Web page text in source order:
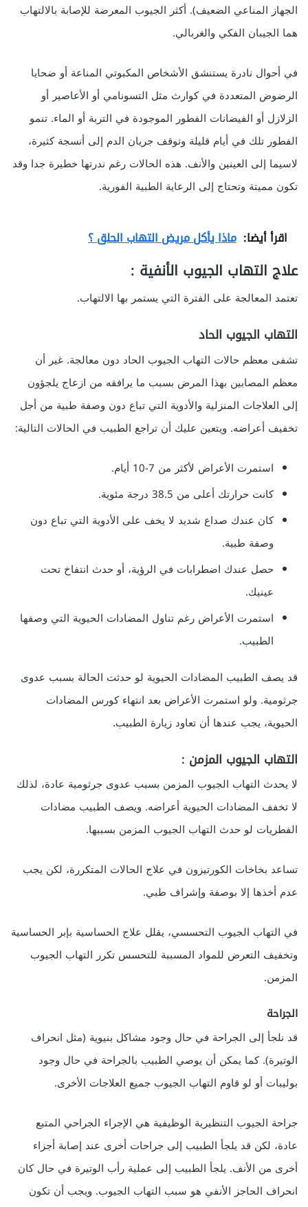
الجهاز المناعي الضعيف). أكثر الجيوب المعرضة للإصابة بالالتهاب
هما الجيبان الفكي والغربالي.
في أحوال نادرة يستنشق الأشخاص المكبوتي المناعة أو ضحايا
الرضوض المتعددة في كوارث مثل التسونامي أو الأعاصير أو
الزلازل أو الفيضانات الفطور الموجودة في التربة أو الماء. تنمو
الفطور تلك في أيام قليلة وتوقف جريان الدم إلى أنسجة كثيرة،
لاسيما إلى العينين والأنف. هذه الحالات رغم ندرتها خطيرة جدا وقد
تكون مميتة وتحتاج إلى الرعاية الطبية الفورية.
اقرأ أيضا: ماذا يأكل مريض التهاب الحلق ؟
علاج التهاب الجيوب الأنفية :
تعتمد المعالجة على الفترة التي يستمر بها الالتهاب.
التهاب الجيوب الحاد
تشفى معظم حالات التهاب الجيوب الحاد دون معالجة. غير أن
معظم المصابين بهذا المرض بسبب ما يرافقه من ازعاج يلجؤون
إلى العلاجات المنزلية والأدوية التي تباع دون وصفة طبية من أجل
تخفيف أعراضه. ويتعين عليك أن تراجع الطبيب في الحالات التالية:
استمرت الأعراض لأكثر من 7-10 أيام.
كانت حرارتك أعلى من 38.5 درجة مئوية.
كان عندك صداع شديد لا يخف على الأدوية التي تباع دون
وصفة طبية.
حصل عندك اضطرابات في الرؤية، أو حدث انتفاخ تحت
عينيك.
استمرت الأعراض رغم تناول المضادات الحيوية التي وصفها
الطبيب.
قد يصف الطبيب المضادات الحيوية لو حدثت الحالة بسبب عدوى
جرثومية. ولو استمرت الأعراض بعد انتهاء كورس المضادات
الحيوية، يجب عندها أن تعاود زيارة الطبيب.
التهاب الجيوب المزمن :
لا يحدث التهاب الجيوب المزمن بسبب عدوى جرثومية عادة، لذلك
لا تخفف المضادات الحيوية أعراضه. ويصف الطبيب مضادات
الفطريات لو حدث التهاب الجيوب المزمن بسببها.
تساعد بخاخات الكورتيزون في علاج الحالات المتكررة، لكن يجب
عدم أخذها إلا بوصفة وإشراف طبي.
في التهاب الجيوب التحسسي، يقلل علاج الحساسية بإبر الحساسية
وتخفيف التعرض للمواد المسببة للتحسس تكرر التهاب الجيوب
المزمن.
الجراحة
قد نلجأ إلى الجراحة في حال وجود مشاكل بنيوية (مثل انحراف
الوتيرة). كما يمكن أن يوصي الطبيب بالجراحة في حال وجود
بوليبات أو لو قاوم التهاب الجيوب جميع العلاجات الأخرى.
جراحة الجيوب التنظيرية الوظيفية هي الإجراء الجراحي المتبع
عادة، لكن قد يلجأ الطبيب إلى جراحات أخرى عند إصابة أجزاء
أخرى من الأنف. يلجأ الطبيب إلى عملية رأب الوتيرة في حال كان
انحراف الحاجز الأنفي هو سبب التهاب الجيوب. ويجب أن تكون